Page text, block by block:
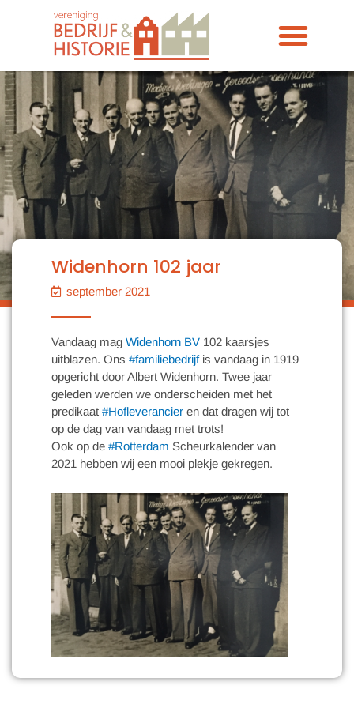
Widenhorn 102 jaar
september 2021
Vandaag mag Widenhorn BV 102 kaarsjes
uitblazen. Ons #familiebedrijfis vandaag in 1919
opgericht door Albert Widenhorn. Twee jaar
geleden werden we onderscheiden met het
predikaat #Hofleverancier en dat dragen wij tot
op de dag van vandaag met trots!
Ook op de #Rotterdam Scheurkalender van
2021 hebben wij een mooi plekje gekregen.